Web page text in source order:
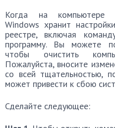
Когда на компьютере
Windows хранит
реестре, включая
программу. Вы можете
чтобы очистить
Пожалуйста, вносите
со всей тщательностью,
может привести к сбою
Сделайте следующее: